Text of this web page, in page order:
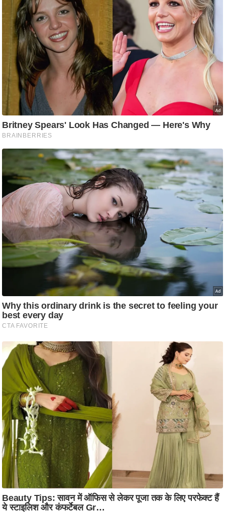
N
e
w
s
ला
स्टा
इ
ल
टे
क्नॉ
लॉ
जी
ब्यू
टी
/
फै
श
रे
लू
नु
स्खे
प
र्य
ट
न
स्थ
ल
फि
ट
ने
स
मं
त्रा